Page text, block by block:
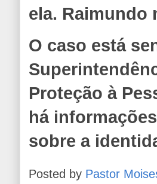
ela. Raimundo
O caso está
Proteção à
há
sobre a
Posted by Pastor